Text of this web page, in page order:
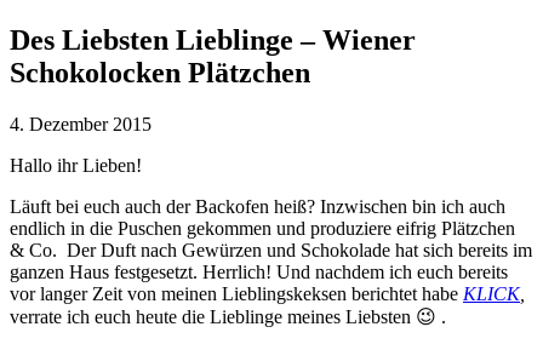
Des Liebsten Lieblinge – Wiener
Schokolocken Plätzchen
4. Dezember 2015
Hallo ihr Lieben!
Läuft bei euch auch der Backofen heiß? Inzwischen bin ich auch
endlich in die Puschen gekommen und produziere eifrig Plätzchen
& Co. Der Duft nach Gewürzen und Schokolade hat sich bereits im
ganzen Haus festgesetzt. Herrlich! Und nachdem ich euch bereits
vor langer Zeit von meinen Lieblingskeksen berichtet habe KLICK,
verrate ich euch heute die Lieblinge meines Liebsten 😉 .